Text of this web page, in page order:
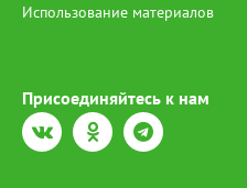
Использование материалов
Присоединяйтесь к нам